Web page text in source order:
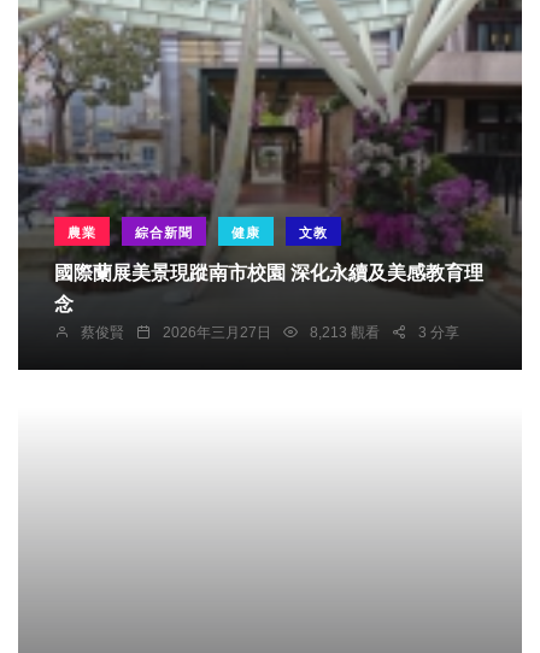
農業 綜合新聞 健康 文教
國際蘭展美景現蹤南市校園 深化永續及美感教育理
念
蔡俊賢 2026年三月27日 8,213 觀看 3 分享